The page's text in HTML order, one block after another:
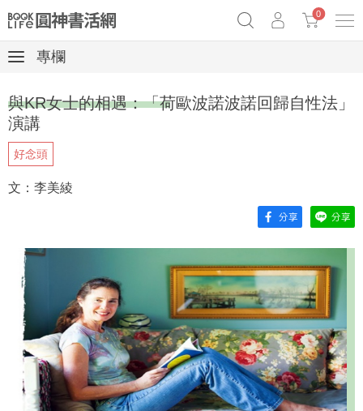
Netflix話題章魚小說！
0
專欄
與KR女士的相遇：「荷歐波諾波諾回歸自性法」
演講
好念頭
文：李美綾